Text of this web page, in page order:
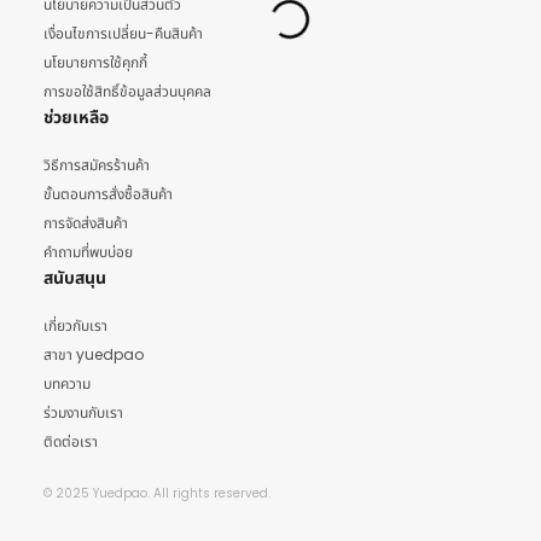
นโยบายความเป็นส่วนตัว
เงื่อนไขการเปลี่ยน-คืนสินค้า
นโยบายการใช้คุกกี้
การขอใช้สิทธิ์ข้อมูลส่วนบุคคล
ช่วยเหลือ
วิธีการสมัครร้านค้า
ขั้นตอนการสั่งซื้อสินค้า
การจัดส่งสินค้า
คำถามที่พบบ่อย
สนับสนุน
เกี่ยวกับเรา
สาขา yuedpao
บทความ
ร่วมงานกับเรา
ติดต่อเรา
© 2025 Yuedpao. All rights reserved.